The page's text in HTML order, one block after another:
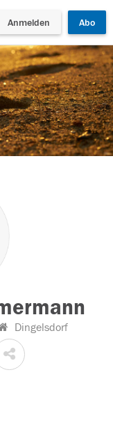
Anmelden Abo
Dingelsdorf